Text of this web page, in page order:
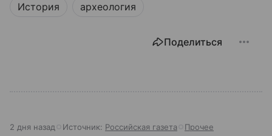
История археология
Поделиться
2 дня назад Источник: Российская газета Прочее